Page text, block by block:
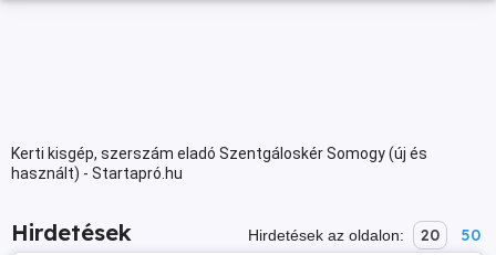
Kerti kisgép, szerszám eladó Szentgáloskér Somogy (új és
használt) - Startapró.hu
Hirdetések Hirdetések az oldalon: 20 50